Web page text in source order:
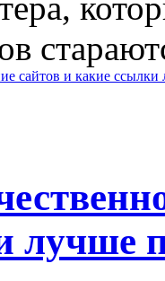
лучше